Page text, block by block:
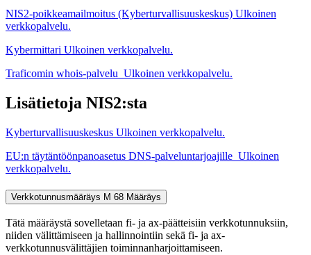
NIS2-poikkeamailmoitus (Kyberturvallisuuskeskus) Ulkoinen
verkkopalvelu.
Kybermittari Ulkoinen verkkopalvelu.
Traficomin whois-palvelu Ulkoinen verkkopalvelu.
Lisätietoja NIS2:sta
Kyberturvallisuuskeskus Ulkoinen verkkopalvelu.
EU:n täytäntöönpanoasetus DNS-palveluntarjoajille Ulkoinen
verkkopalvelu.
Verkkotunnusmääräys M 68 Määräys
Tätä määräystä sovelletaan fi- ja ax-päätteisiin verkkotunnuksiin,
niiden välittämiseen ja hallinnointiin sekä fi- ja ax-
verkkotunnusvälittäjien toiminnanharjoittamiseen.